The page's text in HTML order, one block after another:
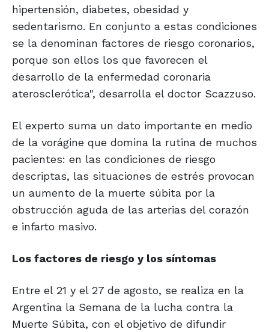
hipertensión, diabetes, obesidad y
sedentarismo. En conjunto a estas condiciones
se la denominan factores de riesgo coronarios,
porque son ellos los que favorecen el
desarrollo de la enfermedad coronaria
aterosclerótica", desarrolla el doctor Scazzuso.
El experto suma un dato importante en medio
de la vorágine que domina la rutina de muchos
pacientes: en las condiciones de riesgo
descriptas, las situaciones de estrés provocan
un aumento de la muerte súbita por la
obstrucción aguda de las arterias del corazón
e infarto masivo.
Los factores de riesgo y los síntomas
Entre el 21 y el 27 de agosto, se realiza en la
Argentina la Semana de la lucha contra la
Muerte Súbita, con el objetivo de difundir